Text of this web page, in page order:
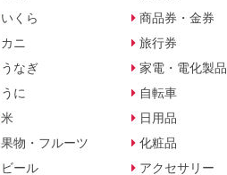
いくら
カニ
うなぎ
うに
米
果物・フルーツ
ビール
商品券・金券
旅行券
家電・電化製品
自転車
日用品
化粧品
アクセサリー